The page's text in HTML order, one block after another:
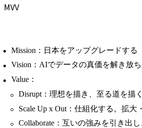
MVV
Mission：日本をアップグレードする
Vision：AIでデータの真価を解き放
Value：
Disrupt：理想を描き、至る道を描
Scale Up x Out：仕組化する。拡大
Collaborate：互いの強みを引き出